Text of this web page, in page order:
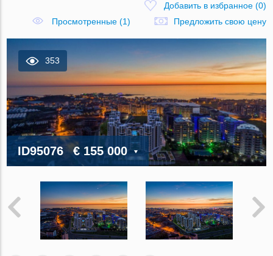
Добавить в избранное(0)
Просмотренные (1)
Предложить свою цену
353
ID95076 € 155 000